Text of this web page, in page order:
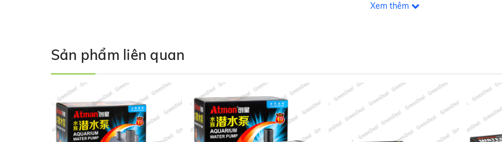
Xem thêm
Sản phẩm liên quan